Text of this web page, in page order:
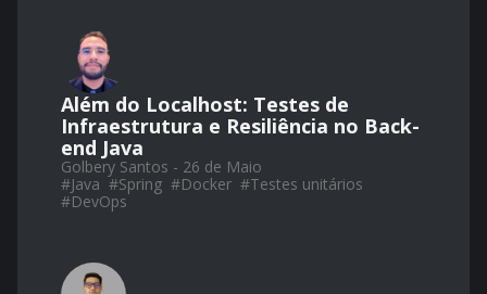
Além do Localhost: Testes de
Infraestrutura e Resiliência no Back-
end Java
Golbery Santos - 26 de Maio
#Java #Spring #Docker #Testes unitários
#DevOps